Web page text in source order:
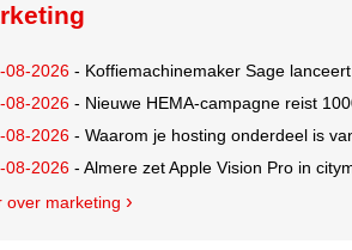
08-2026 - Koffiemachinemaker Sage
08-2026 - Nieuwe HEMA-campagne reist
08-2026 - Waarom je hosting onderdeel is
08-2026 - Almere zet Apple Vision Pro in
over marketing